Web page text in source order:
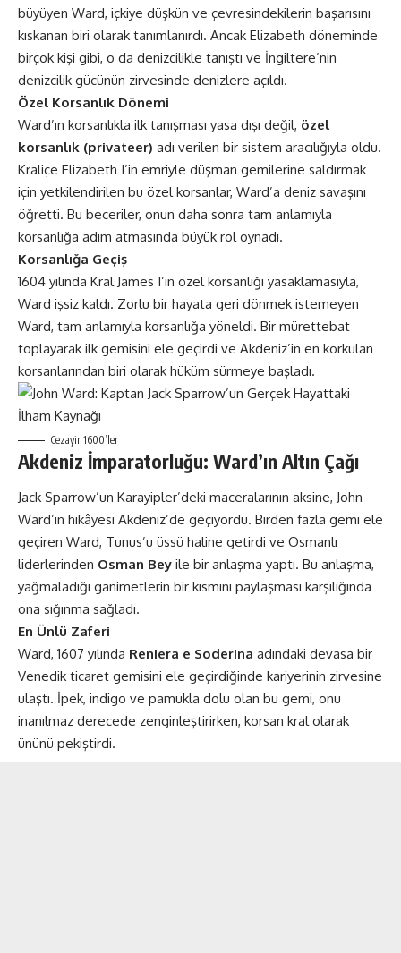
büyüyen Ward, içkiye düşkün ve çevresindekilerin başarısını
kıskanan biri olarak tanımlanırdı. Ancak Elizabeth döneminde
birçok kişi gibi, o da denizcilikle tanıştı ve İngiltere’nin
denizcilik gücünün zirvesinde denizlere açıldı​​.
Özel Korsanlık Dönemi
Ward’ın korsanlıkla ilk tanışması yasa dışı değil, özel
korsanlık (privateer) adı verilen bir sistem aracılığıyla oldu.
Kraliçe Elizabeth I’in emriyle düşman gemilerine saldırmak
için yetkilendirilen bu özel korsanlar, Ward’a deniz savaşını
öğretti. Bu beceriler, onun daha sonra tam anlamıyla
korsanlığa adım atmasında büyük rol oynadı​​.
Korsanlığa Geçiş
1604 yılında Kral James I’in özel korsanlığı yasaklamasıyla,
Ward işsiz kaldı. Zorlu bir hayata geri dönmek istemeyen
Ward, tam anlamıyla korsanlığa yöneldi. Bir mürettebat
toplayarak ilk gemisini ele geçirdi ve Akdeniz’in en korkulan
korsanlarından biri olarak hüküm sürmeye başladı​​.
Cezayir 1600’ler
Akdeniz İmparatorluğu: Ward’ın Altın Çağı
Jack Sparrow’un Karayipler’deki maceralarının aksine, John
Ward’ın hikâyesi Akdeniz’de geçiyordu. Birden fazla gemi ele
geçiren Ward, Tunus’u üssü haline getirdi ve Osmanlı
liderlerinden Osman Bey ile bir anlaşma yaptı. Bu anlaşma,
yağmaladığı ganimetlerin bir kısmını paylaşması karşılığında
ona sığınma sağladı​​.
En Ünlü Zaferi
Ward, 1607 yılında Reniera e Soderina adındaki devasa bir
Venedik ticaret gemisini ele geçirdiğinde kariyerinin zirvesine
ulaştı. İpek, indigo ve pamukla dolu olan bu gemi, onu
inanılmaz derecede zenginleştirirken, korsan kral olarak
ününü pekiştirdi​​.